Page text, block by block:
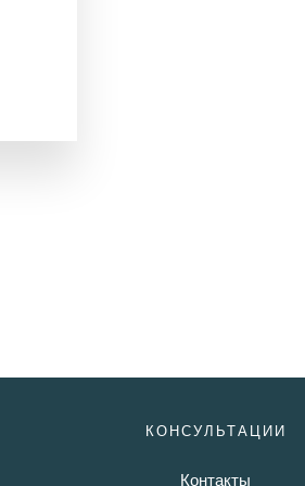
КОНСУЛЬТАЦИИ
Контакты